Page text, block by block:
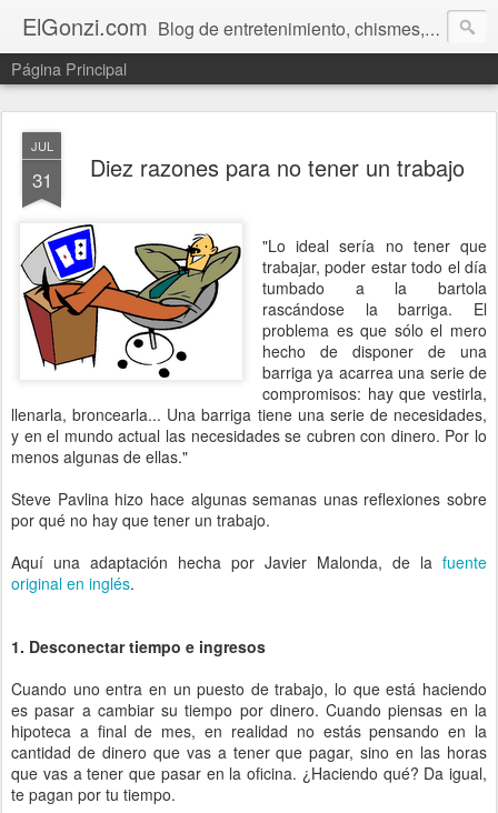
ElGonzi.com Blog de entretenimiento, chismes, humor, farándula, curiosidades, ovnis, noticias calientes, fotos, videos, paranormal y ¡más!
Página Principal
JUL
31 Diez razones para no tener un trabajo
"Lo ideal sería no tener que
trabajar, poder estar todo el día
tumbado a la bartola
rascándose la barriga. El
problema es que sólo el mero
hecho de disponer de una
barriga ya acarrea una serie de
compromisos: hay que vestirla,
llenarla, broncearla... Una barriga tiene una serie de necesidades,
y en el mundo actual las necesidades se cubren con dinero. Por lo
menos algunas de ellas."
Steve Pavlina hizo hace algunas semanas unas reflexiones sobre
por qué no hay que tener un trabajo.
Aquí una adaptación hecha por Javier Malonda, de la fuente
original en inglés.
1. Desconectar tiempo e ingresos
Cuando uno entra en un puesto de trabajo, lo que está haciendo
es pasar a cambiar su tiempo por dinero. Cuando piensas en la
hipoteca a final de mes, en realidad no estás pensando en la
cantidad de dinero que vas a tener que pagar, sino en las horas
que vas a tener que pasar en la oficina. ¿Haciendo qué? Da igual,
te pagan por tu tiempo.